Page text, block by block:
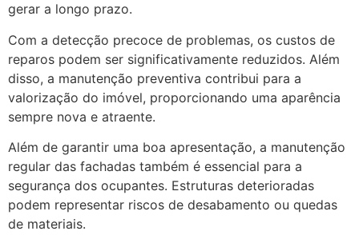
gerar a longo prazo.
Com a detecção precoce de problemas, os custos de
reparos podem ser significativamente reduzidos. Além
disso, a manutenção preventiva contribui para a
valorização do imóvel, proporcionando uma aparência
sempre nova e atraente.
Além de garantir uma boa apresentação, a manutenção
regular das fachadas também é essencial para a
segurança dos ocupantes. Estruturas deterioradas
podem representar riscos de desabamento ou quedas
de materiais.